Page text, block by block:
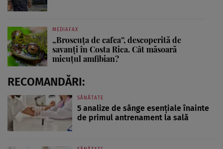
MEDIAFAX
„Broscuța de cafea”, descoperită de
savanți în Costa Rica. Cât măsoară
micuțul amfibian?
RECOMANDĂRI:
SĂNĂTATE
5 analize de sânge esențiale înainte
de primul antrenament la sală